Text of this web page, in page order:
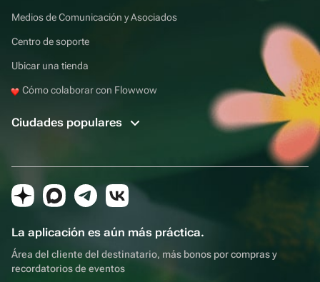
Medios de Comunicación y Asociados
Centro de soporte
Ubicar una tienda
Cómo colaborar con Flowwow
Ciudades populares
La aplicación es aún más práctica.
Área del cliente del destinatario, más bonos por compras y
recordatorios de eventos